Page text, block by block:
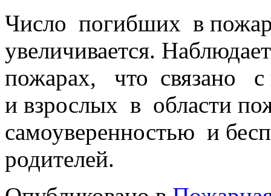
Число погибших в
увеличивается.
пожарах, что связано
и взрослых в области
самоуверенностью и
родителей.